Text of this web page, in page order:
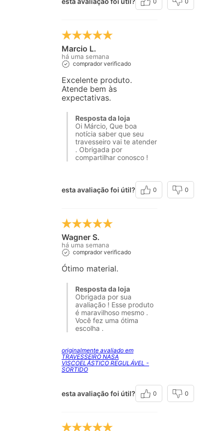
Marcio L.
há uma semana
comprador verificado
Excelente produto.
Atende bem às
expectativas.
Resposta da loja
Oi Márcio, Que boa
notícia saber que seu
travesseiro vai te atender
. Obrigada por
compartilhar conosco !
esta avaliação foi útil? 0 0
Wagner S.
há uma semana
comprador verificado
Ótimo material.
Resposta da loja
Obrigada por sua
avaliação ! Esse produto
é maravilhoso mesmo .
Você fez uma ótima
escolha .
originalmente avaliado em
TRAVESSEIRO NASA
VISCOELÁSTICO REGULÁVEL -
SORTIDO
esta avaliação foi útil? 0 0